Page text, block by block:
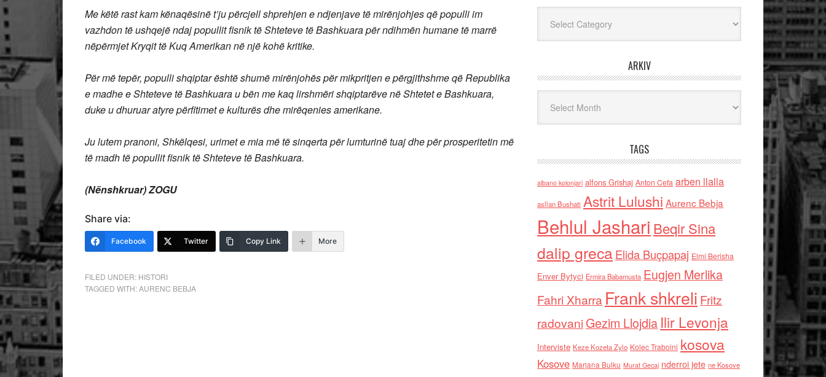
Me këtë rast kam kënaqësinë t’ju përcjell shprehjen e ndjenjave të mirënjohjes që populli im
vazhdon të ushqejë ndaj popullit fisnik të Shteteve të Bashkuara për ndihmën humanetë marrë
nëpërmjet Kryqit të Kuq Amerikan në një kohë kritike.
Për më tepër, populli shqiptar është shumë mirënjohës për mikpritjen e përgjithshme që Republika
e madhe e Shteteve të Bashkuara u bën me kaq lirshmëri shqiptarëve në Shtetet e Bashkuara,
duke u dhuruar atyre përfitimet e kulturës dhe mirëqenies amerikane.
Ju lutem pranoni, Shkëlqesi, urimet e mia më të sinqerta për lumturinë tuaj dhe për prosperitetin më
të madh të popullit fisnik të Shteteve të Bashkuara.
(Nënshkruar) ZOGU
Share via:
Facebook Twitter Copy Link More
FILED UNDER: HISTORI
TAGGED WITH:AURENC BEBJA
ARKIV
TAGS
albano kolonjari alfons Grishaj Anton Cefa arben llalla
asllan Bushati Astrit Lulushi Aurenc Bebja
Behlul Jashari Beqir Sina
dalip grecaElida Buçpapaj Elmi Berisha
Enver Bytyci Ermira Babamusta Eugjen Merlika
Fahri Xharra Frank shkreli Fritz
radovaniGezim Llojdia Ilir Levonja
Interviste Keze Kozeta Zylo Kolec Traboini kosova
Kosove Marjana Bulku Murat Gecaj nderroi jete ne Kosove